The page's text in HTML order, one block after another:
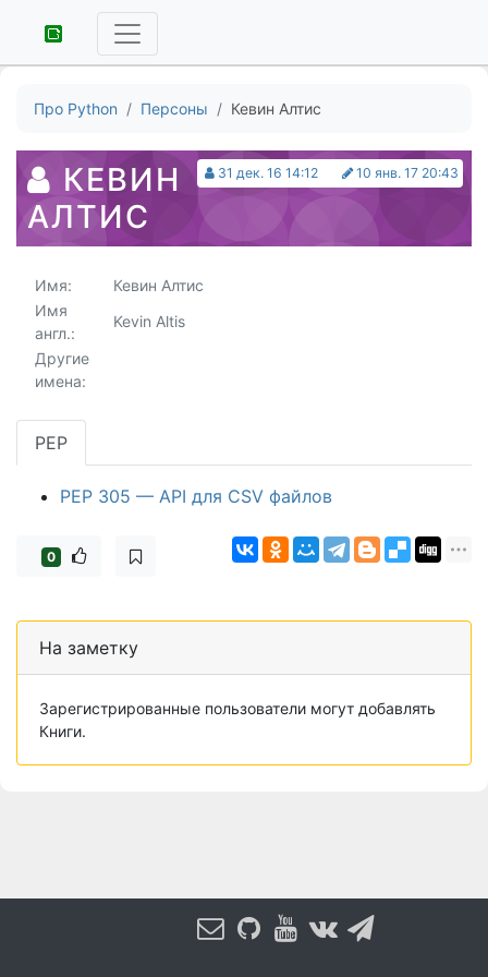
Про Python Персоны Кевин Алтис
31 дек. 16 14:12 10 янв. 17 20:43
КЕВИН
АЛТИС
Имя:
Кевин Алтис
Имя
англ.:
Kevin Altis
Другие
имена:
PEP
PEP 305 — API для CSV файлов
0
На заметку
Зарегистрированные пользователи могут добавлять
Книги.